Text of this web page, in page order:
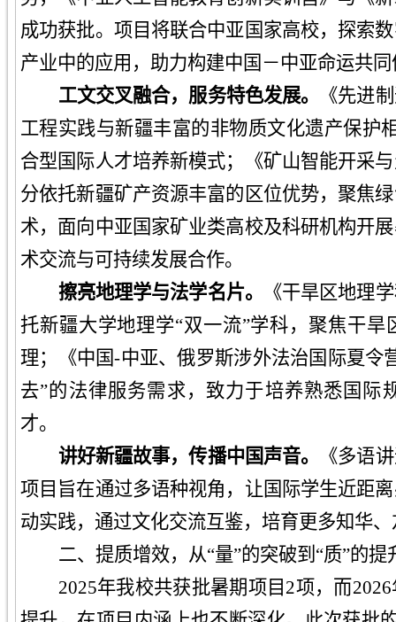
成功获批。项目将联合中亚国家高校，探索
产业中的应用，助力构建中国－中亚命运共同
工文交叉融合，服务特色发展。
《先进
工程实践与新疆丰富的非物质文化遗产保护
合型国际人才培养新模式；《矿山智能开采
分依托新疆矿产资源丰富的区位优势，聚焦
术，面向中亚国家矿业类高校及科研机构开
术交流与可持续发展合作。
擦亮地理学与法学名片。
《干旱区地理
托新疆大学地理学“双一流”学科，聚焦干
理；《中国-中亚、俄罗斯涉外法治国际夏令
去”的法律服务需求，致力于培养熟悉国际
才。
讲好新疆故事，传播中国声音。
《多语
项目旨在通过多语种视角，让国际学生近距
动实践，通过文化交流互鉴，培育更多知华
二、 提质增效，从“量”的突破到“质”的提
2025年我校共获批暑期项目2项 ， 而